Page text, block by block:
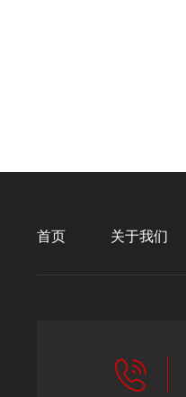
首页 关于我们